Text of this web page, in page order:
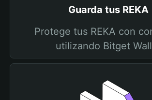
Guarda tus REKA
Protege tus REKA con
utilizando Bitget